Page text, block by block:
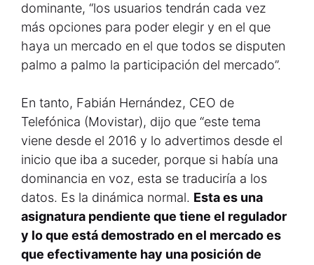
dominante, “los usuarios tendrán cada vez
más opciones para poder elegir y en el que
haya un mercado en el que todos se disputen
palmo a palmo la participación del mercado”.
En tanto, Fabián Hernández, CEO de
Telefónica (Movistar), dijo que “este tema
viene desde el 2016 y lo advertimos desde el
inicio que iba a suceder, porque si había una
dominancia en voz, esta se traduciría a los
datos. Es la dinámica normal. Esta es una
asignatura pendiente que tiene el regulador
y lo que está demostrado en el mercado es
que efectivamente hay una posición de